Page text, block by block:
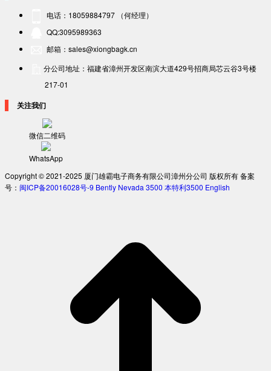
电话：18059884797 （何经理）
QQ:3095989363
邮箱：sales@xiongbagk.cn
分公司地址：福建省漳州开发区南滨大道429号招商局芯云谷3号楼
217-01
关注我们
微信二维码
WhatsApp
Copyright © 2021-2025 厦门雄霸电子商务有限公司漳州分公司 版权所有 备案
号： 闽ICP备20016028号-9 Bently Nevada 3500 本特利3500 English